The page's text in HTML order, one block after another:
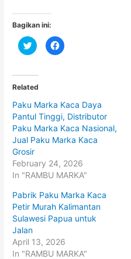
Bagikan ini:
C
l
t
o
s
h
a
r
e
o
n
T
w
i
t
t
e
(
O
p
e
n
n
n
e
C
l
h
a
r
e
o
F
e
b
o
k
(
O
p
e
i
n
n
Related
Paku Marka Kaca Daya
Pantul Tinggi, Distributor
Paku Marka Kaca Nasional,
Jual Paku Marka Kaca
Grosir
February 24, 2026
In "RAMBU MARKA"
Pabrik Paku Marka Kaca
Petir Murah Kalimantan
Sulawesi Papua untuk
Jalan
April 13, 2026
In "RAMBU MARKA"